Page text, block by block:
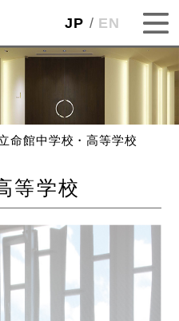
JP EN
命館中学校・高等学校
等学校